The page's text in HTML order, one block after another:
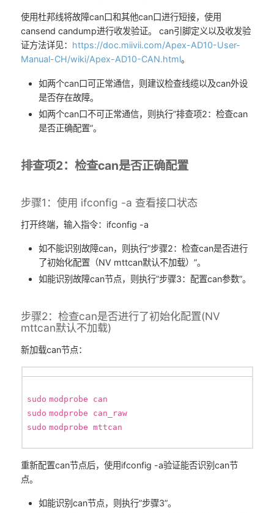
使用杜邦线将故障can口和其他can口进行短接，使用
cansend candump进行收发验证。 can引脚定义以及收发验
证方法详见： https://doc.miivii.com/Apex-AD10-User-
Manual-CH/wiki/Apex-AD10-CAN.html。
如两个can口可正常通信，则建议检查线缆以及can外设
是否存在故障。
如两个can口不可正常通信，则执行”排查项2：检查can
是否正确配置”。
排查项2：检查can是否正确配置
步骤1：使用 ifconfig -a 查看接口状态
打开终端，输入指令：ifconfig -a
如不能识别故障can，则执行”步骤2：检查can是否进行
了初始化配置（NV mttcan默认不加载）”。
如能识别故障can节点，则执行”步骤3：配置can参数”。
步骤2：检查can是否进行了初始化配置(NV
mttcan默认不加载)
新加载can节点：
sudo modprobe can
sudo modprobe can_raw
sudo modprobe mttcan
重新配置can节点后，使用ifconfig -a验证能否识别can节
点。
如能识别can节点，则执行”步骤3”。